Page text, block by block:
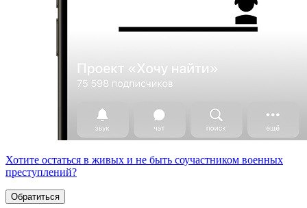
Хотите остаться в живых и не быть соучастником военных
преступлений?
Обратиться